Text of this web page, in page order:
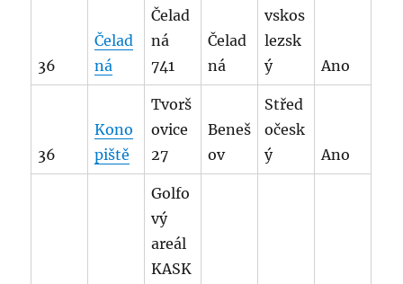
36
Čelad
ná
Čelad
ná
741
Čelad
ná
vskos
lezsk
ý
Ano
36
Kono
piště
Tvorš
ovice
27
Beneš
ov
Střed
očesk
ý
Ano
Golfo
vý
areál
KASK